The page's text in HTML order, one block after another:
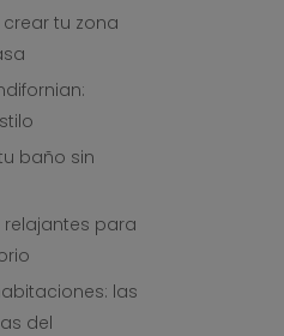
tu zona
baño sin
para
las
del